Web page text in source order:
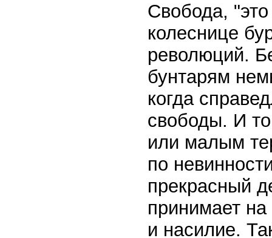
Свобода,
колеснице
революций.
бунтарям
когда
свободы. И
или малым
по
прекрасный
принимает на
и насилие.